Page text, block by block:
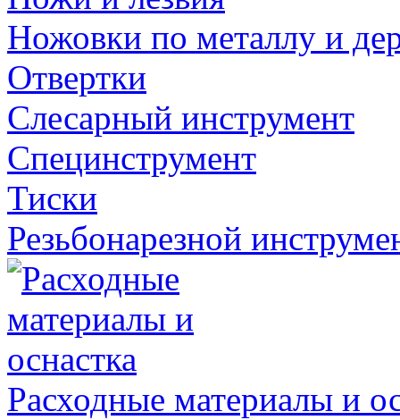
Ножовки по металлу и
Отвертки
Слесарный инструмент
Специнструмент
Тиски
Резьбонарезной
Расходные материалы и